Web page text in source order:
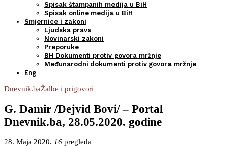
Spisak štampanih medija u BiH
Spisak online medija u BiH
Smjernice i zakoni
Ljudska prava
Novinarski zakoni
Preporuke
BH Dokumenti protiv govora mržnje
Međunarodni dokumenti protiv govora mržnje
Eng
Dnevnik.baŽalbe i prigovori
G. Damir /Dejvid Bovi/ – Portal
Dnevnik.ba, 28.05.2020. godine
28. Maja 2020. 16 pregleda